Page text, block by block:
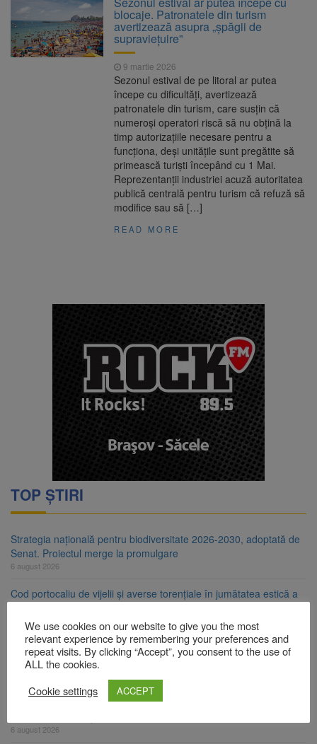
Ormeniș
6 august 2026
AUR a lansat platforma
suspeND.ro pentru urmărirea inițiativei de
suspendare a președintelui Nicușor Dan
6 august 2026
Înalta Curte analizează
dosarul lui Călin Georgescu și Horațiu Potra.
Judecătorii decid dacă începe procesul
Strategia națională pentru
biodiversitate 2026-2030, adoptată de Senat.
Proiectul merge la promulgare
blocaje. Patronatele din turism
avertizează asupra „șpăgii de
supraviețuire”
9 martie 2026
Sezonul estival de pe litoral ar putea
începe cu dificultăți, avertizează
patronatele din turism, care susțin că
numeroși operatori riscă să nu obțină la
timp autorizațiile necesare pentru a
funcționa, deși unitățile sunt pregătite să
primească turiști începând cu 1 Mai.
Reprezentanții industriei acuză autoritatea
publică centrală pentru turism că refuză să
modifice sau să […]
READ MORE
TOP ȘTIRI
Strategia națională pentru biodiversitate 2026-2030, adoptată de
Senat. Proiectul merge la promulgare
6 august 2026
Cod portocaliu de vijelii și averse torențiale în jumătatea estică a
6 august 2026
Bărbat din Victoria, reținut după ce și-ar fi agresat soția de două
ori în câteva zile
Urmele atelajului i-au condus pe polițiști la cioate. Bărbat prins în
6 august 2026
We use cookies on our website to give you the most
relevant experience by remembering your preferences and
repeat visits. By clicking “Accept”, you consent to the use of
ALL the cookies.
Cookie settings
ACCEPT